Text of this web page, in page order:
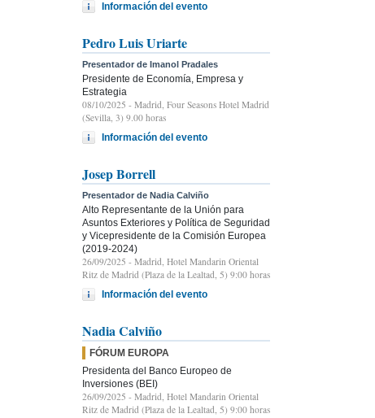
Información del evento
Pedro Luis Uriarte
Presentador de Imanol Pradales
Presidente de Economía, Empresa y
Estrategia
08/10/2025 - Madrid, Four Seasons Hotel Madrid
(Sevilla, 3) 9.00 horas
Información del evento
Josep Borrell
Presentador de Nadia Calviño
Alto Representante de la Unión para
Asuntos Exteriores y Política de Seguridad
y Vicepresidente de la Comisión Europea
(2019-2024)
26/09/2025 - Madrid, Hotel Mandarin Oriental
Ritz de Madrid (Plaza de la Lealtad, 5) 9:00 horas
Información del evento
Nadia Calviño
FÓRUM EUROPA
Presidenta del Banco Europeo de
Inversiones (BEI)
26/09/2025 - Madrid, Hotel Mandarin Oriental
Ritz de Madrid (Plaza de la Lealtad, 5) 9:00 horas